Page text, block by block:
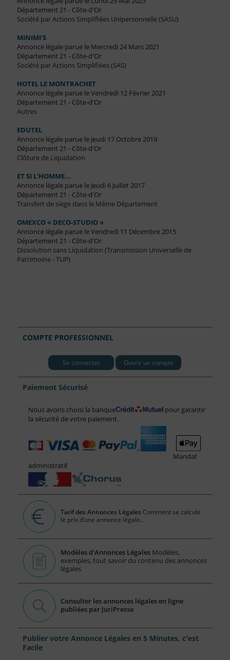
Département 21 - Côte-d'Or
Société par Actions Simplifiées Unipersonnelle (SASU)
MINIMI'S
Annonce légale parue le Mercredi 24 Mars 2021
Département 21 - Côte-d'Or
Société par Actions Simplifiées (SAS)
HOTEL LE MONTRACHET
Annonce légale parue le Vendredi 12 Février 2021
Département 21 - Côte-d'Or
Autres
EDUTEL
Annonce légale parue le Jeudi 17 Octobre 2019
Département 21 - Côte-d'Or
Clôture de Liquidation
ET SI L'HOMME...
Annonce légale parue le Jeudi 6 Juillet 2017
Département 21 - Côte-d'Or
Transfert de siège dans le Même Département
OMEXCO « DECO-STUDIO »
Annonce légale parue le Vendredi 11 Décembre 2015
Département 21 - Côte-d'Or
Dissolution sans Liquidation (Transmission Universelle de
Patrimoine - TUP)
COMPTE PROFESSIONNEL
Se connecter Ouvrir un compte
Paiement Sécurisé
Nous avons choisi la banque
pour garantir
la sécurité de votre paiement.
Mandat
administratif
Tarif des Annonces Légales Comment se calcule
le prix d’une annonce légale...
Modèles d'Annonces Légales Modèles,
exemples, tout savoir du contenu des annonces
légales
Consulter les annonces légales en ligne
publiées par JuriPresse
Publier votre Annonce Légales en 5 Minutes, c'est
Facile